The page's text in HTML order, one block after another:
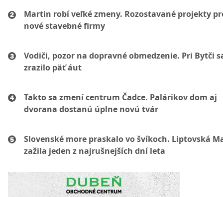
Martin robí veľké zmeny. Rozostavané projekty
nové stavebné firmy
Vodiči, pozor na dopravné obmedzenie. Pri Bytči
zrazilo päť áut
Takto sa zmení centrum Čadce. Palárikov dom aj
dvorana dostanú úplne novú tvár
Slovenské more praskalo vo švíkoch. Liptovská
zažila jeden z najrušnejších dní leta